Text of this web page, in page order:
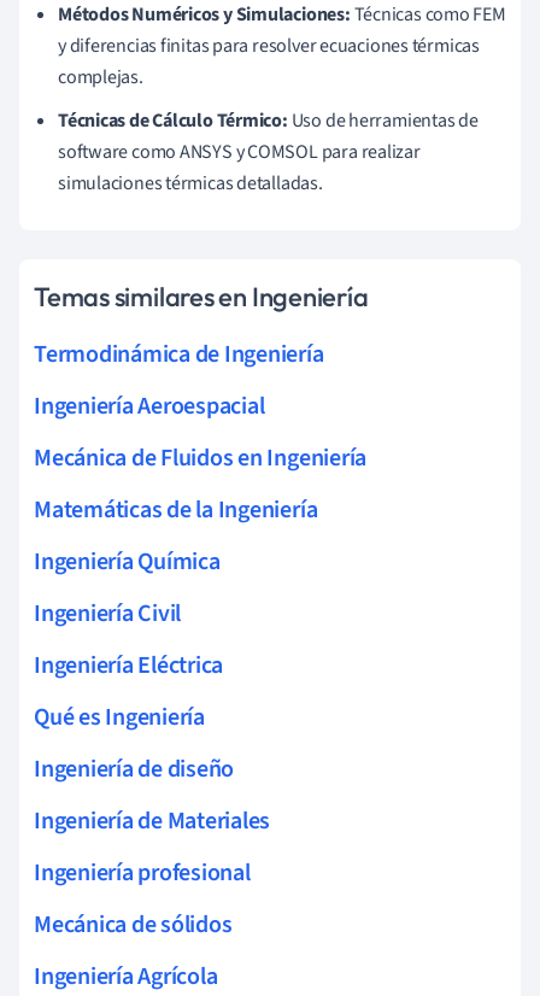
Métodos Numéricos y Simulaciones:Técnicas como FEM
y diferencias finitas para resolver ecuaciones térmicas
complejas.
Técnicas de Cálculo Térmico: Uso de herramientas de
software como ANSYS y COMSOL para realizar
simulaciones térmicas detalladas.
Temas similares en Ingeniería
Termodinámica de Ingeniería
Ingeniería Aeroespacial
Mecánica de Fluidos en Ingeniería
Matemáticas de la Ingeniería
Ingeniería Química
Ingeniería Civil
Ingeniería Eléctrica
Qué es Ingeniería
Ingeniería de diseño
Ingeniería de Materiales
Ingeniería profesional
Mecánica de sólidos
Ingeniería Agrícola